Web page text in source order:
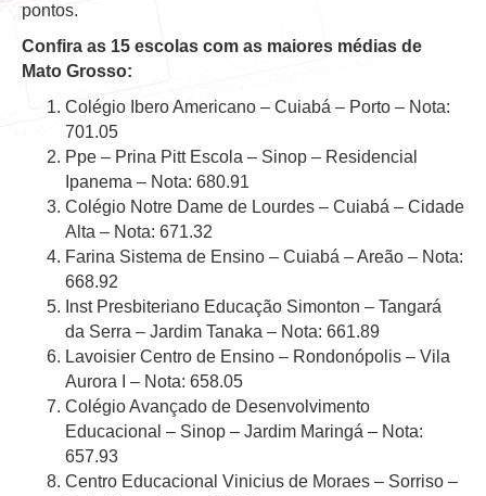
pontos.
Confira as 15 escolas com as maiores médias de
Mato Grosso:
Colégio Ibero Americano – Cuiabá – Porto – Nota:
701.05
Ppe – Prina Pitt Escola – Sinop – Residencial
Ipanema – Nota: 680.91
Colégio Notre Dame de Lourdes – Cuiabá – Cidade
Alta – Nota: 671.32
Farina Sistema de Ensino – Cuiabá – Areão – Nota:
668.92
Inst Presbiteriano Educação Simonton – Tangará
da Serra – Jardim Tanaka – Nota: 661.89
Lavoisier Centro de Ensino – Rondonópolis – Vila
Aurora I – Nota: 658.05
Colégio Avançado de Desenvolvimento
Educacional – Sinop – Jardim Maringá – Nota:
657.93
Centro Educacional Vinicius de Moraes – Sorriso –